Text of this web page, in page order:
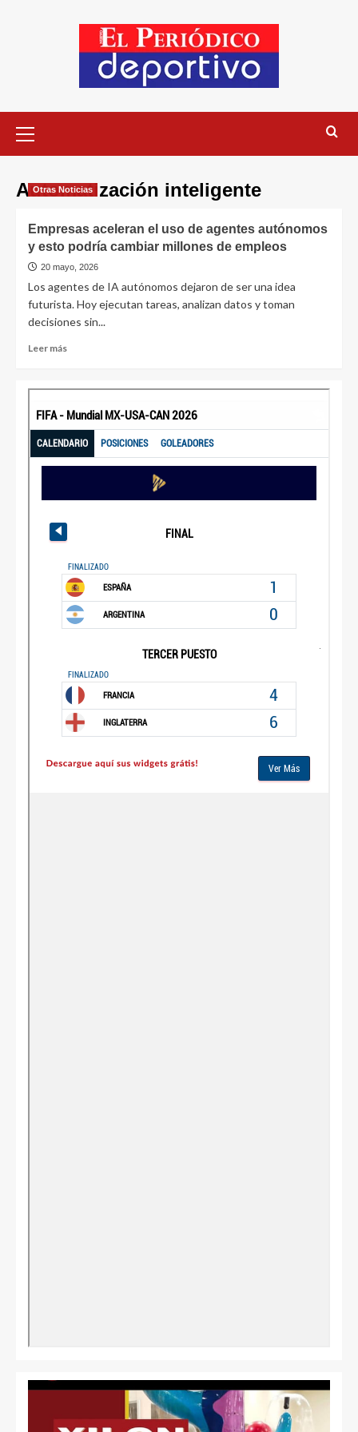
Automatización inteligente
Otras Noticias
Empresas aceleran el uso de agentes autónomos
y esto podría cambiar millones de empleos
20 mayo, 2026
Los agentes de IA autónomos dejaron de ser una idea
futurista. Hoy ejecutan tareas, analizan datos y toman
decisiones sin...
Leer más